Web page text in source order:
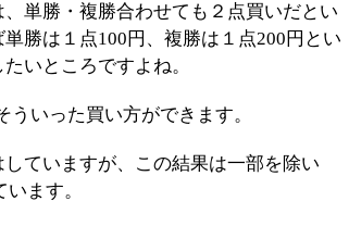
単勝・複勝合わせても２点買いだとい
勝は１点100円、複勝は１点200円とい
いところですよね。
ういった買い方ができます。
ていますが、この結果は一部を除い
ます。